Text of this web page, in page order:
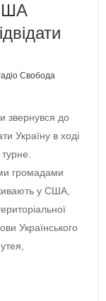
Свобода
звернувся до
Україну в ході
громадами
у США,
Українського